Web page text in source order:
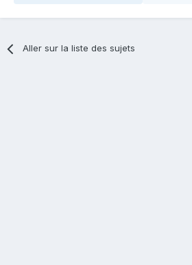
Aller sur la liste des sujets